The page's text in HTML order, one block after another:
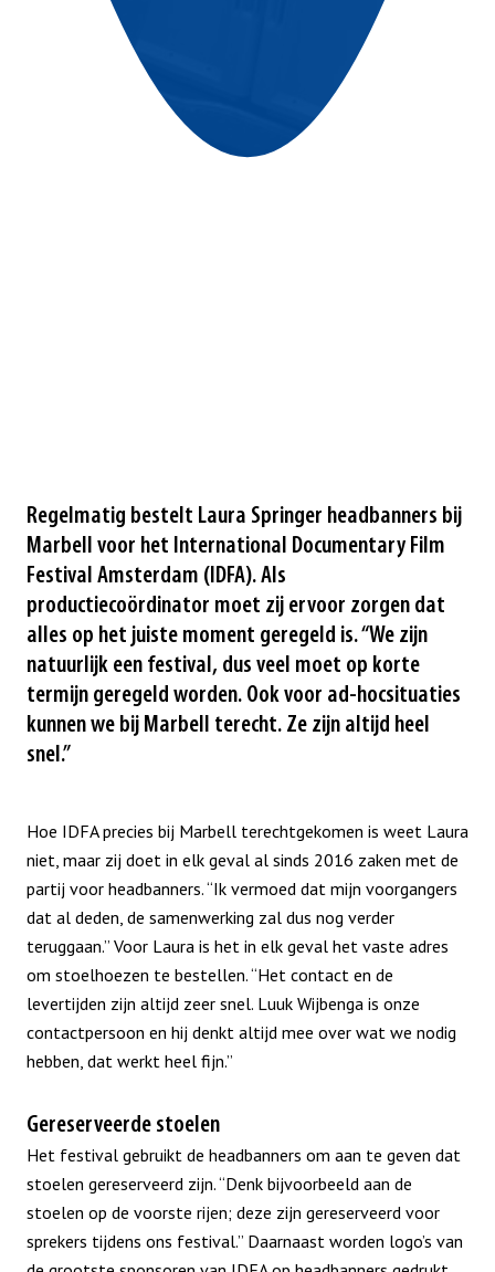
Regelmatig bestelt Laura Springer headbanners bij
Marbell voor het International Documentary Film
Festival Amsterdam (IDFA). Als
productiecoördinator moet zij ervoor zorgen dat
alles op het juiste moment geregeld is. “We zijn
natuurlijk een festival, dus veel moet op korte
termijn geregeld worden. Ook voor ad-hocsituaties
kunnen we bij Marbell terecht. Ze zijn altijd heel
snel.”
Hoe IDFA precies bij Marbell terechtgekomen is weet Laura
niet, maar zij doet in elk geval al sinds 2016 zaken met de
partij voor headbanners. “Ik vermoed dat mijn voorgangers
dat al deden, de samenwerking zal dus nog verder
teruggaan.” Voor Laura is het in elk geval het vaste adres
om stoelhoezen te bestellen. “Het contact en de
levertijden zijn altijd zeer snel. Luuk Wijbenga is onze
contactpersoon en hij denkt altijd mee over wat we nodig
hebben, dat werkt heel fijn.”
Gereserveerde stoelen
Het festival gebruikt de headbanners om aan te geven dat
stoelen gereserveerd zijn. “Denk bijvoorbeeld aan de
stoelen op de voorste rijen; deze zijn gereserveerd voor
sprekers tijdens ons festival.” Daarnaast worden logo’s van